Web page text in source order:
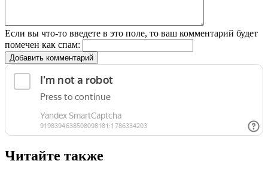
Если вы что-то введете в это поле, то ваш комментарий будет
помечен как спам:
Добавить комментарий
Читайте также